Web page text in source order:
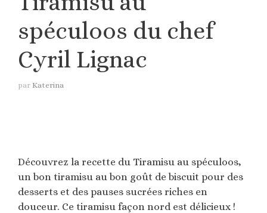
spéculoos du chef
Cyril Lignac
par Katerina
Découvrez la recette du Tiramisu au spéculoos,
un bon tiramisu au bon goût de biscuit pour des
desserts et des pauses sucrées riches en
douceur. Ce tiramisu façon nord est délicieux !